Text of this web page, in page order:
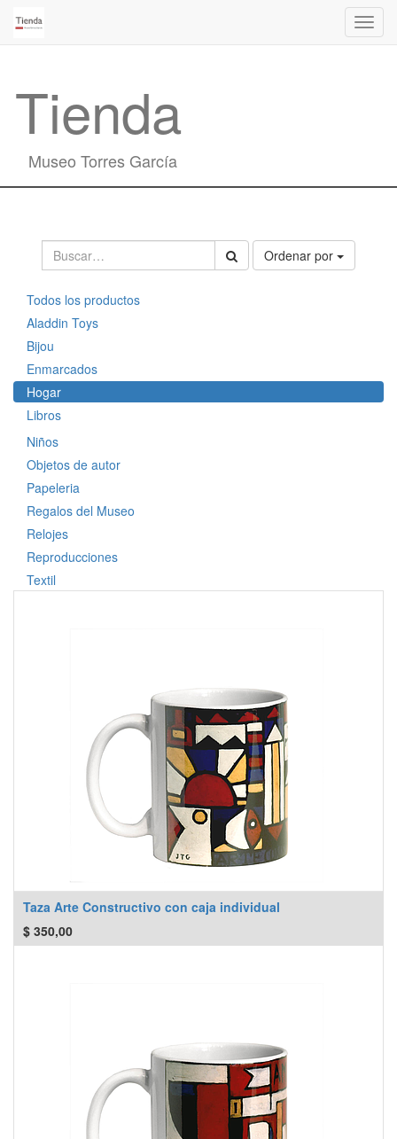
Tienda
Museo Torres García
Ordenar por
Todos los productos
Aladdin Toys
Bijou
Enmarcados
Hogar
Libros
Niños
Objetos de autor
Papeleria
Regalos del Museo
Relojes
Reproducciones
Textil
Taza Arte Constructivo con caja individual
$ 350,00